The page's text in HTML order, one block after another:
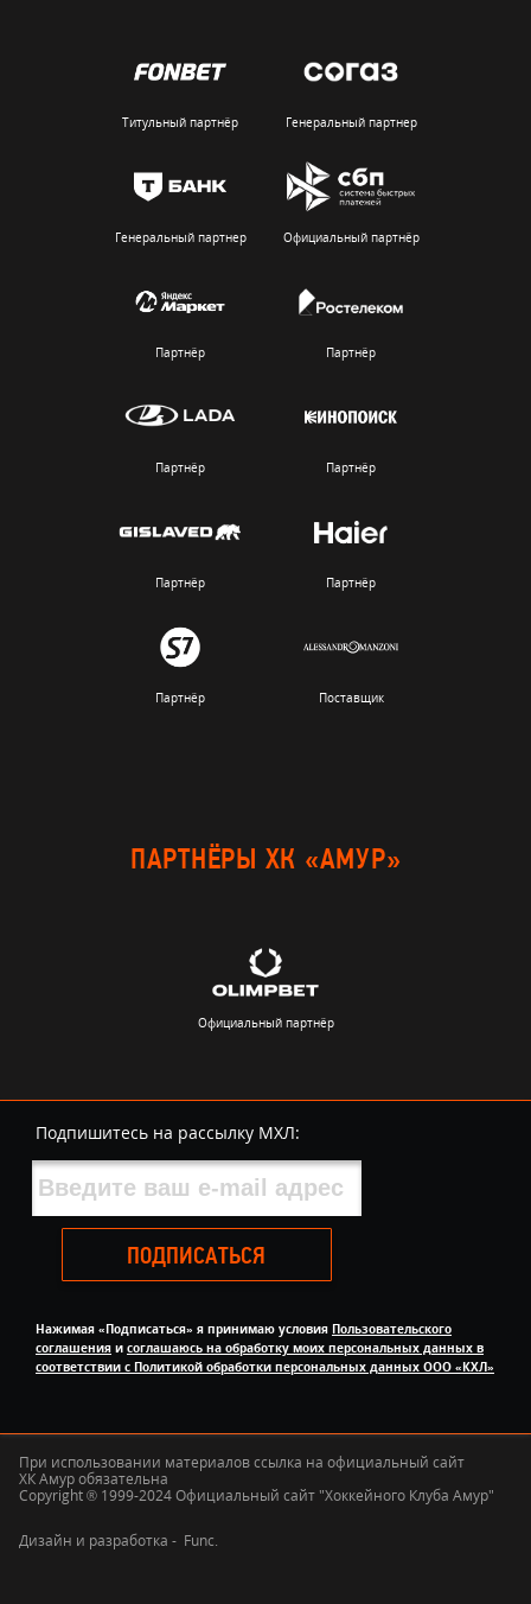
Титульный партнёр Генеральный партнер
Генеральный партнер Официальный партнёр
Партнёр Партнёр
Партнёр Партнёр
Партнёр Партнёр
Партнёр Поставщик
ПАРТНЁРЫ ХК «АМУР»
Официальный партнёр
Подпишитесь на рассылку МХЛ:
ПОДПИСАТЬСЯ
Нажимая «Подписаться» я принимаю условия Пользовательского
соглашения и соглашаюсь на обработку моих персональных данных в
соответствии с Политикой обработки персональных данных ООО «КХЛ»
При использовании материалов ссылка на официальный сайт
ХК Амур обязательна
Copyright ® 1999-2024 Официальный сайт "Хоккейного Клуба Амур"
Дизайн и разработка - Func.